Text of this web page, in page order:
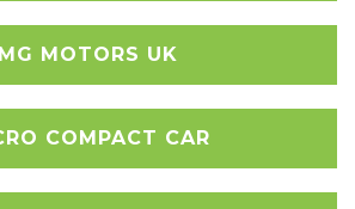
MG MOTORS UK
COMPACT CAR